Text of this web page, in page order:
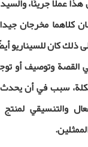
كلاهما مخرجان
كان للسيناريو
القصة وتوصيف أو
سبب في أن يحدث
والتنسيقي